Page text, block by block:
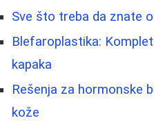
Sve što treba da znate
Blefaroplastika:
kapaka
Rešenja za hormonske
kože